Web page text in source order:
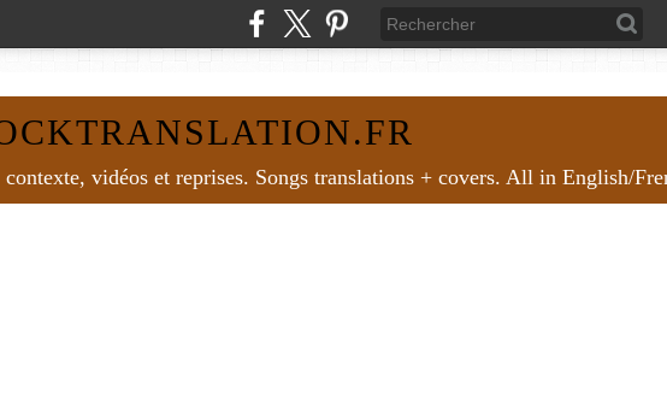
vidéos et reprises. Songs translations + covers. All in English/